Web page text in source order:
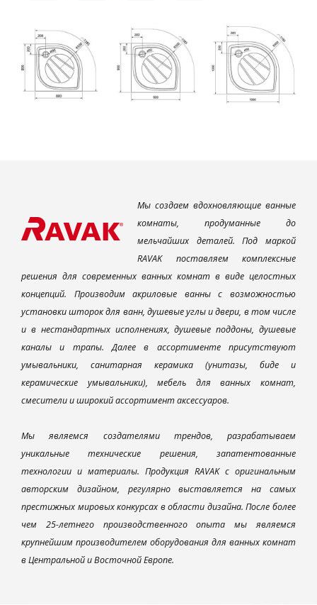
Мы создаем вдохновляющие ванные
комнаты, продуманные до
мельчайших деталей. Под маркой
RAVAK поставляем комплексные
решения для современных ванных комнат в виде целостных
концепций. Производим акриловые ванны с возможностью
установки шторок для ванн, душевые углы и двери, в том числе
и в нестандартных исполнениях, душевые поддоны, душевые
каналы и трапы. Далее в ассортименте присутствуют
умывальники, санитарная керамика (унитазы, биде и
керамические умывальники), мебель для ванных комнат,
смесители и широкий ассортимент аксессуаров.
Мы являемся создателями трендов, разрабатываем
уникальные технические решения, запатентованные
технологии и материалы. Продукция RAVAK с оригинальным
авторским дизайном, регулярно выставляется на самых
престижных мировых конкурсах в области дизайна. После более
чем 25-летнего производственного опыта мы являемся
крупнейшим производителем оборудования для ванных комнат
в Центральной и Восточной Европе.